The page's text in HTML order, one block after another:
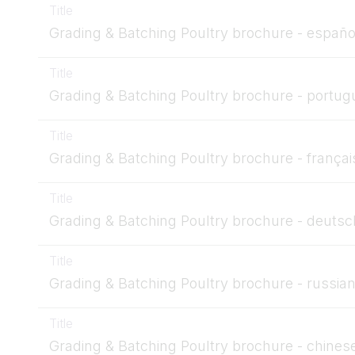
Title
Grading & Batching Poultry brochure -
Title
Grading & Batching Poultry brochure -
Title
Grading & Batching Poultry brochure -
Title
Grading & Batching Poultry brochure -
Title
Grading & Batching Poultry brochure - russian
Title
Grading & Batching Poultry brochure -